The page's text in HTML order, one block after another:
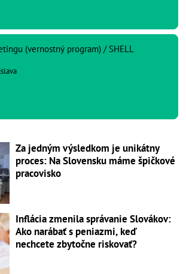
(vernostný program) / SHELL
Za jedným výsledkom je unikátny
proces: Na Slovensku máme špičkové
pracovisko
Inflácia zmenila správanie Slovákov:
Ako narábať s peniazmi, keď
nechcete zbytočne riskovať?